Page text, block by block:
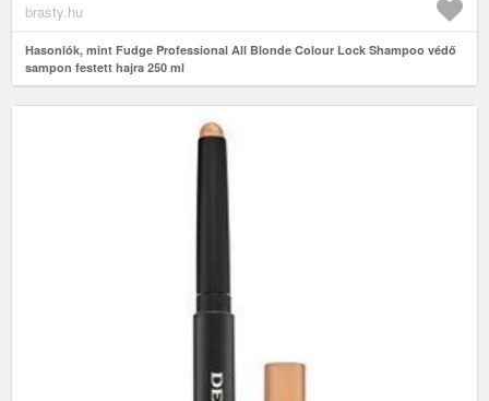
brasty.hu
Hasonlók, mint Fudge Professional All Blonde Colour Lock Shampoo védő
sampon festett hajra 250 ml